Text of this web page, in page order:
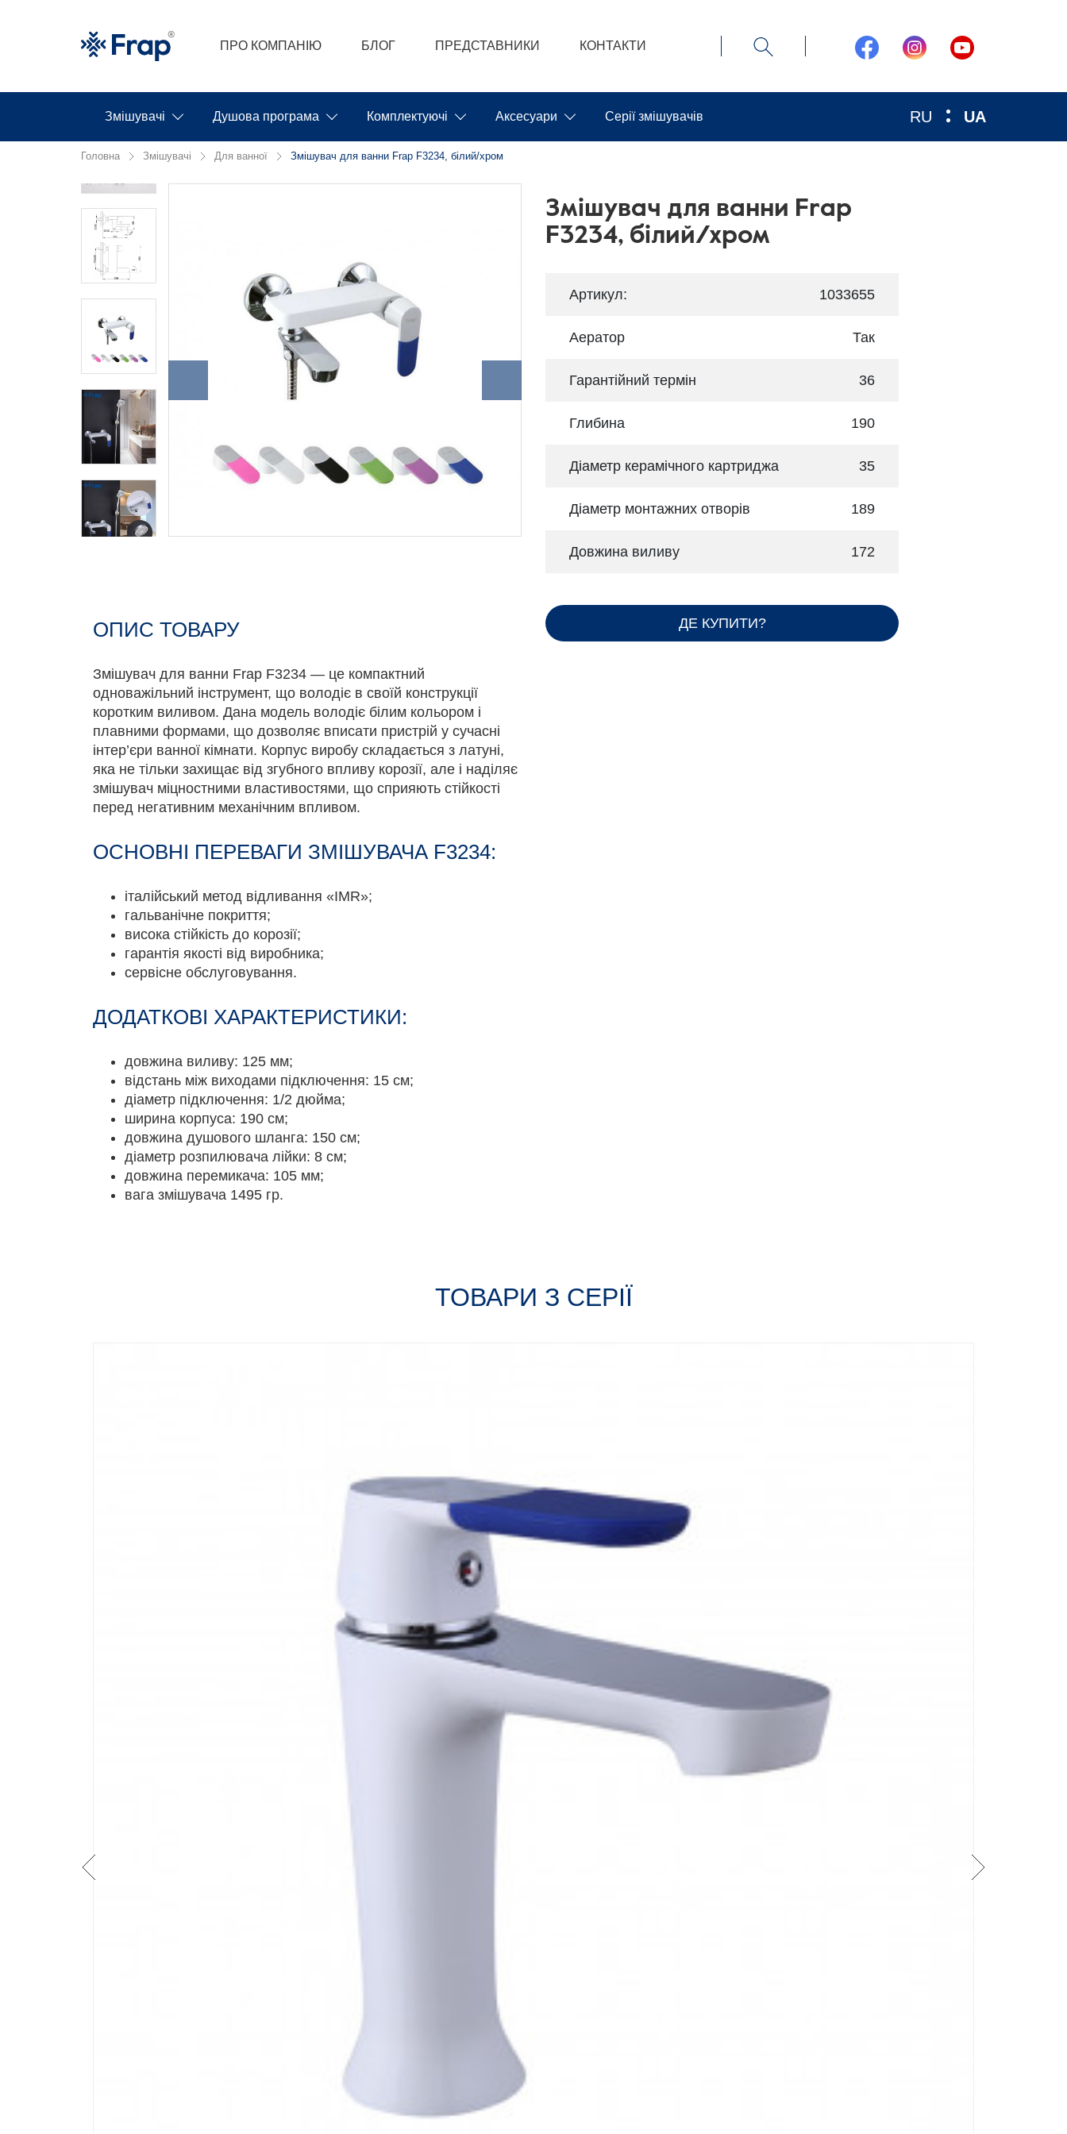
ПРО КОМПАНІЮ БЛОГ ПРЕДСТАВНИКИ КОНТАКТИ
RU UA
Змішувачі Душова програма Комплектуючі Аксесуари Серії змішувачів
Головна Змішувачі Для ванної Змішувач для ванни Frap F3234, білий/хром
ОПИС ТОВАРУ
Змішувач для ванни Frap F3234 — це компактний
одноважільний інструмент, що володіє в своїй конструкції
коротким виливом. Дана модель володіє білим кольором і
плавними формами, що дозволяє вписати пристрій у сучасні
інтер’єри ванної кімнати. Корпус виробу складається з латуні,
яка не тільки захищає від згубного впливу корозії, але і наділяє
змішувач міцностними властивостями, що сприяють стійкості
перед негативним механічним впливом.
ОСНОВНІ ПЕРЕВАГИ ЗМІШУВАЧА F3234:
італійський метод відливання «IMR»;
гальванічне покриття;
висока стійкість до корозії;
гарантія якості від виробника;
сервісне обслуговування.
ДОДАТКОВІ ХАРАКТЕРИСТИКИ:
довжина виливу: 125 мм;
відстань між виходами підключення: 15 см;
діаметр підключення: 1/2 дюйма;
ширина корпуса: 190 см;
довжина душового шланга: 150 см;
діаметр розпилювача лійки: 8 см;
довжина перемикача: 105 мм;
вага змішувача 1495 гр.
Змішувач для ванни Frap
F3234, білий/хром
Артикул: 1033655
Аератор Так
Гарантійний термін 36
Глибина 190
Діаметр керамічного картриджа 35
Діаметр монтажних отворів 189
Довжина виливу 172
ДЕ КУПИТИ?
ТОВАРИ З СЕРІЇ